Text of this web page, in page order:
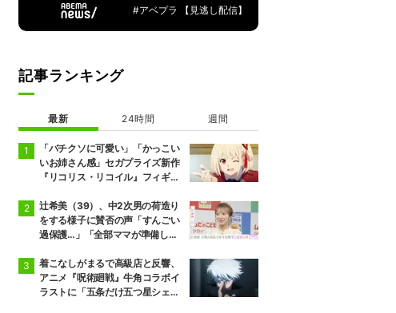
#アベプラ 【見逃し配信】
記事ランキング
最新 24時間 週間
「バチクソに可愛い」「かっこい
いお姉さん感」セガプライズ新作
『リコリス・リコイル』フィギュ
辻希美（39）、中2次男の荷造り
をする様子に賛否の声「すんごい
過保護…」「全部ママが準備して
着こなしがまるで高級店と反響、
アニメ『呪術廻戦』牛角コラボイ
ラストに「五条だけ五つ星シェ